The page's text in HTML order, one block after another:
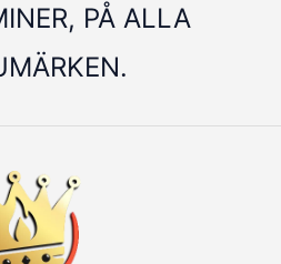
PÅ ALLA